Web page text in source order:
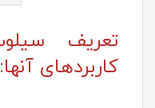
کاربردهای آنها: